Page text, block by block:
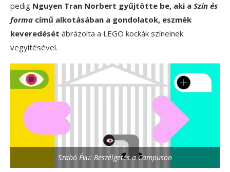
pedig Nguyen Tran Norbert gyűjtötte be, aki a Szín és
forma című alkotásában a gondolatok, eszmék
keveredését ábrázolta a LEGO kockák színeinek
vegyítésével.
Szabó Évu: Beszélgetés a Campuson